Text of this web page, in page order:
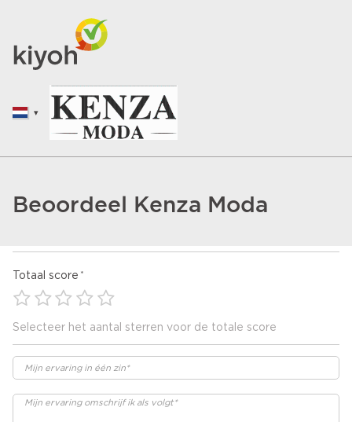
Beoordeel Kenza Moda
Totaal score
Selecteer het aantal sterren voor de totale score